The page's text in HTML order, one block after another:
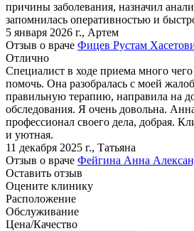
причины заболевания, назначил
запомнилась оперативностью и
5 января 2026 г., Артем
Отзыв о враче Фицев Рустам
Отлично
Специалист в ходе приема много
помочь. Она разобралась с моей
правильную терапию, направила на
обследования. Я очень довольна.
профессионал своего дела, добрая.
и уютная.
11 декабря 2025 г., Татьяна
Отзыв о враче Фейгина Анна
Оставить отзыв
Оцените клинику
Расположение
Обслуживание
Цена/Качество